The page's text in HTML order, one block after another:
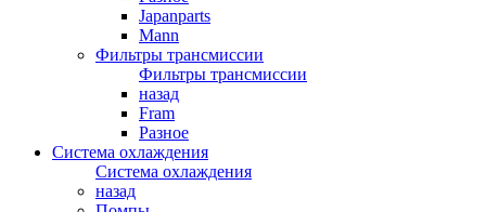
Japanparts
Mann
Фильтры трансмиссии
Фильтры трансмиссии
назад
Fram
Разное
Система охлаждения
Система охлаждения
назад